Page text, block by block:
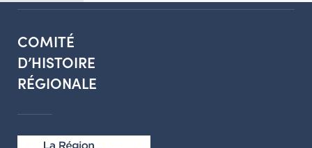
COMITÉ
D’HISTOIRE
RÉGIONALE